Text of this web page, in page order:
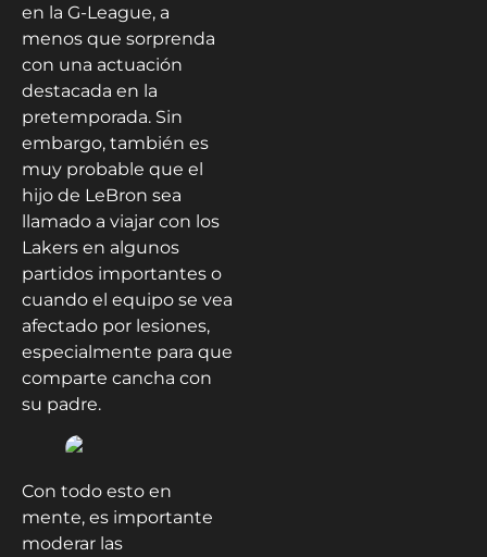
en la G-League, a
menos que sorprenda
con una actuación
destacada en la
pretemporada. Sin
embargo, también es
muy probable que el
hijo de LeBron sea
llamado a viajar con los
Lakers en algunos
partidos importantes o
cuando el equipo se vea
afectado por lesiones,
especialmente para que
comparte cancha con
su padre.
Con todo esto en
mente, es importante
moderar las